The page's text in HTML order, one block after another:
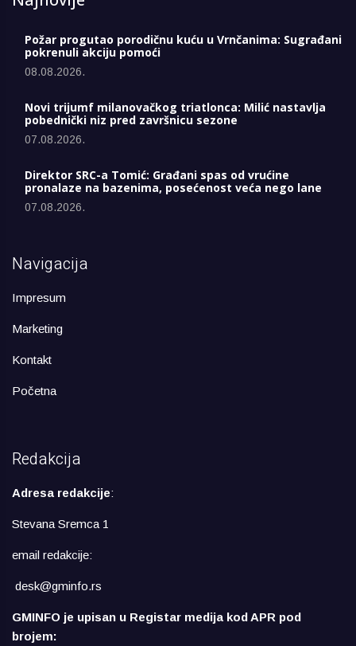
Požar progutao porodičnu kuću u Vrnčanima: Sugrađani
pokrenuli akciju pomoći
08.08.2026.
Novi trijumf milanovačkog triatlonca: Milić nastavlja
pobednički niz pred završnicu sezone
07.08.2026.
Direktor SRC-a Tomić: Građani spas od vrućine
pronalaze na bazenima, posećenost veća nego lane
07.08.2026.
Navigacija
Impresum
Marketing
Kontakt
Početna
Redakcija
Adresa redakcije:
Stevana Sremca 1
email redakcije:
desk@gminfo.rs
GMINFO je upisan u Registar medija kod APR pod
brojem: